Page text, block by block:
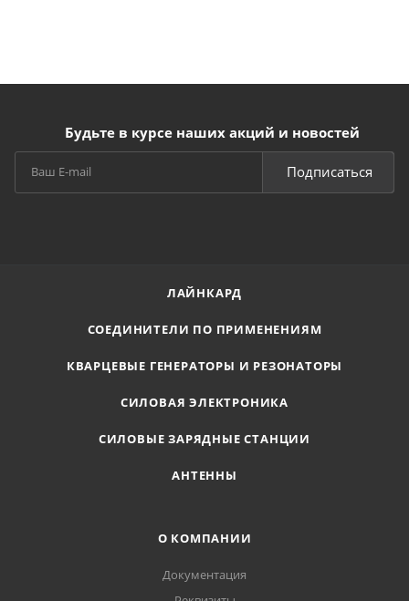
Будьте в курсе наших акций и новостей
Подписаться
ЛАЙНКАРД
СОЕДИНИТЕЛИ ПО ПРИМЕНЕНИЯМ
КВАРЦЕВЫЕ ГЕНЕРАТОРЫ И РЕЗОНАТОРЫ
СИЛОВАЯ ЭЛЕКТРОНИКА
СИЛОВЫЕ ЗАРЯДНЫЕ СТАНЦИИ
АНТЕННЫ
О КОМПАНИИ
Документация